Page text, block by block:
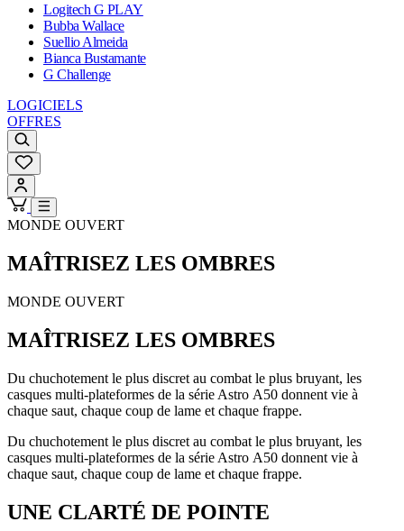
Logitech G PLAY
Bubba Wallace
Suellio Almeida
Bianca Bustamante
G Challenge
LOGICIELS
OFFRES
MONDE OUVERT
MAÎTRISEZ LES OMBRES
MONDE OUVERT
MAÎTRISEZ LES OMBRES
Du chuchotement le plus discret au combat le plus bruyant, les
casques multi-plateformes de la série Astro A50 donnent vie à
chaque saut, chaque coup de lame et chaque frappe.
Du chuchotement le plus discret au combat le plus bruyant, les
casques multi-plateformes de la série Astro A50 donnent vie à
chaque saut, chaque coup de lame et chaque frappe.
UNE CLARTÉ DE POINTE